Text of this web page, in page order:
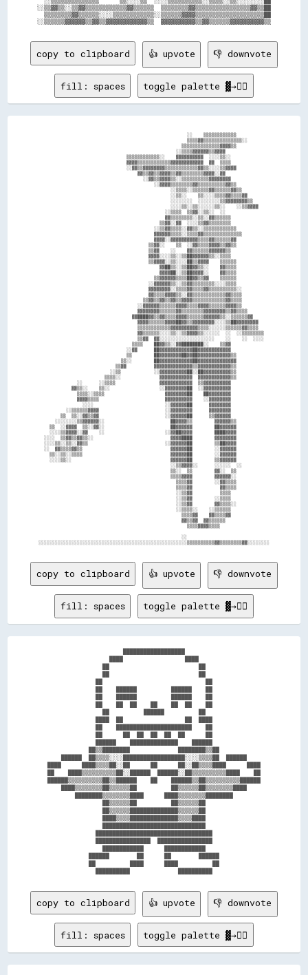
░░▒▒▓▓▒▒░░▒▒▓▓▒▒▒▒▒▒▒▒▒▒▒▒▓▓▒▒▒▒▒▒  ▒▒▒▒▒▒▒▒▓▓▒▒▒▒▒▒▒▒▒▒▒▒▒▒▒▒▓▓▒▒██
  ▒▒▒▒▒▒▒▒▓▓▒▒▒▒▒▒░░░░▒▒▒▒▒▒▒▒▒▒▒▒░░▒▒▒▒▒▒▓▓▓▓▒▒▒▒▒▒▒▒▒▒▒▒▒▒▒▒▒▒▒▒██
copy to clipboard 👍 upvote 👎 downvote
fill: spaces toggle palette ▓→✊🏽
                                                      ░░    ▒▒▒▒▒▒▒▒▒▒▒▒
                                                      ▒▒▒▒▓▓▒▒▒▒▒▒▒▒▒▒▒▒▒▒░░
                                                    ▒▒▒▒▒▒▒▒▒▒▒▒▒▒▓▓▓▓▒▒
                                                  ░░▒▒▒▒▓▓▓▓▓▓▒▒▓▓▓▓
                                ▒▒▒▒▒▒▒▒▒▒▒▒░░    ▓▓▓▓▓▓▓▓▓▓  ░░░░▒▒░░
                                ▓▓▓▓▒▒▒▒▒▒▒▒▒▒▒▒▓▓▓▓▓▓▓▓▓▓▓▓  ▓▓  ▒▒▒▒
                                ░░▓▓▒▒▓▓▓▓▓▓▓▓▒▒▒▒▒▒▒▒▒▒▒▒▓▓▒▒░░░░▒▒▓▓▓▓
                                    ▓▓▒▒▓▓▒▒▓▓▓▓▒▒▓▓▒▒▒▒▒▒▒▒▓▓▓▓░░▓▓
                                      ░░▓▓▒▒▓▓▓▓▒▒░░▒▒▒▒▒▒▒▒▒▒▓▓▓▓▓▓▓▓
                                          ░░▓▓▓▓▒▒▒▒▒▒▒▒▓▓▒▒▒▒▒▒▒▒▒▒▓▓▒▒
                                                ░░▒▒▒▒░░▒▒▒▒▒▒▓▓▒▒▒▒▒▒▓▓▒▒
                                                ░░▒▒░░    ▒▒░░░░▒▒▒▒▓▓▒▒▒▒▓▓
                                                ░░░░░░░░  ░░░░░░░░▒▒▓▓▓▓▓▓▓▓▒▒
                                                ░░░░▒▒░░▒▒░░░░░░▒▒░░    ░░▒▒▓▓▓▓
                                              ░░▒▒▒▒  ▒▒▓▓░░▒▒░░  ░░
                                              ▓▓▒▒▒▒▒▒▒▒░░▒▒░░▓▓▒▒▒▒▒▒
                                            ▒▒▓▓░░▓▓  ░░░░▒▒▓▓▒▒▒▒▒▒▒▒
                                          ░░▒▒▓▓▒▒▒▒░░▓▓▒▒░░▒▒▒▒▒▒▒▒▒▒▒▒
                                          ▓▓▓▓▓▓▒▒▒▒░░▒▒▒▒▓▓▒▒▒▒▒▒▒▒▒▒▒▒▒▒
                                          ▓▓▓▓░░▓▓▓▓▓▓▓▓▓▓▒▒▒▒▓▓▒▒▒▒▒▒▓▓
                                        ▒▒▓▓░░    ▒▒  ░░▓▓▒▒▒▒▓▓▓▓▒▒▓▓▒▒
                                        ▒▒▓▓    ░░    ▓▓▒▒▒▒▒▒▓▓▓▓▓▓▒▒
                                        ▓▓▓▓░░░░▒▒░░▒▒██▓▓▓▓▓▓▒▒░░▒▒▒▒
                                        ▒▒▓▓▓▓░░▒▒░░░░██▒▒▓▓▓▓    ▒▒▒▒▒▒
                                            ▓▓██▒▒░░▒▒██▓▓▒▒░░    ▓▓▒▒▒▒
                                            ▓▓▓▓██░░▒▒██▓▓▓▓░░    ▓▓▒▒▒▒
                                          ▒▒▓▓▓▓▓▓▒▒▒▒██▓▓▒▒▓▓    ▒▒▒▒▒▒
                                        ░░▓▓▓▓▓▓▒▒░░▒▒▓▓▒▒▒▒▒▒▒▒░░░░▒▒▒▒
                                        ▓▓▓▓▓▓▓▓░░▒▒▒▒▓▓▒▒▒▒▓▓▒▒▒▒▒▒▒▒▒▒░░
                                        ▓▓▒▒▒▒▓▓▓▓▒▒░░▓▓▒▒▒▒▒▒▒▒▒▒▒▒▓▓▒▒▒▒
                                      ▒▒▓▓▒▒▓▓▒▒▓▓▒▒▓▓▓▓▒▒▒▒▒▒▒▒▒▒▒▒▓▓▒▒▒▒
                                    ░░▓▓▓▓▓▓▒▒▒▒▒▒▓▓▓▓▒▒▒▒▓▓▓▓▒▒▒▒▒▒▓▓▓▓▒▒
                                    ▓▓▓▓▓▓▓▓▒▒▒▒▒▒▓▓▒▒▒▒▒▒▒▒▓▓▓▓▓▓▓▓▒▒▓▓▒▒▒▒
                                  ▓▓████▓▓▒▒▓▓▒▒▒▒▓▓▓▓▒▒▒▒▒▒▓▓▓▓▓▓▒▒░░▒▒▒▒▒▒▓▓
                                    ▓▓▓▓▒▒▒▒▒▒▓▓▓▓██▓▓▒▒▓▓▓▓▓▓▓▓░░░░▒▒██▓▓▓▓▓▓▓▓
                                    ▒▒▒▒▒▒▒▒▒▒▒▒▓▓▓▓▓▓▓▓▓▓▒▒▒▒░░░░░░▒▒▒▒▒▒▓▓▒▒▒▒
                                    ▓▓▒▒▒▒▒▒░░░░▒▒░░▒▒▓▓▓▓▒▒░░░░░░  ░░  ░░▒▒▒▒▒▒▒▒
                                    ▒▒▓▓  ▓▓░░░░░░░░░░░░░░░░░░░░    ░░    ░░  ░░░░
                                  ▒▒▒▒    ██▓▓▒▒░░▓▓████████░░    ▒▒▓▓
                                ░░▓▓      ██▓▓▓▓▓▓▓▓▓▓▓▓██▓▓▓▓▓▓▓▓▓▓▓▓
                                ▒▒        ██▓▓▓▓▓▓▓▓██▓▓██▓▓▓▓▓▓▓▓▓▓▓▓▒▒
                              ▒▒░░        ██▓▓▓▓▓▓▓▓▓▓▓▓██▓▓▓▓▓▓▓▓▓▓▓▓▓▓
                            ▒▒▓▓          ▓▓▓▓▓▓▓▓▓▓▓▓▓▓▒▒▓▓▓▓▓▓▓▓▓▓▓▓▒▒
                          ░░▒▒            ░░▓▓▓▓▓▓▓▓▓▓██░░██▓▓▓▓▓▓▓▓▓▓▒▒
                        ▒▒▒▒░░              ▓▓▓▓▓▓▓▓▓▓▓▓  ▓▓▓▓▓▓▓▓▓▓▓▓▒▒
              ░░      ░░▒▒▒▒                ▓▓▓▓▓▓▓▓▓▓▓▓  ▒▒▓▓▓▓▓▓▓▓▓▓
            ▓▓▒▒░░    ▒▒░░                  ░░▓▓▓▓▓▓▓▓██  ░░▓▓▓▓▓▓▓▓▓▓
              ▒▒▒▒░░▒▒▒▒                      ▓▓▓▓▓▓▓▓██    ██▓▓▓▓▓▓▓▓
              ▓▓▓▓▒▒▒▒                        ▓▓▓▓▓▓▓▓▓▓    ░░▓▓▓▓▓▓▓▓
                ░░░░                          ░░▓▓▓▓▓▓██      ▓▓▓▓▓▓▓▓
          ░░▒▒▒▒▒▒▓▓▓▓                        ░░▓▓▓▓▓▓▓▓      ▓▓▓▓▓▓▓▓
        ▒▒  ▒▒░░▓▓▒▒▓▓                        ░░▓▓▓▓▓▓██      ▒▒▓▓▓▓▓▓
      ░░░░░░░░▒▒▓▓▓▓▓▓░░                        ██▓▓▓▓▒▒        ▓▓▓▓▓▓▒▒
    ▒▒  ░░▓▓▓▓  ▒▒░░▓▓░░                        ██▓▓▓▓▓▓        ██▓▓▓▓▓▓
    ░░░░▒▒▓▓▓▓░░▓▓    ░░                      ░░▓▓██▓▓▓▓        ████▓▓▓▓
  ░░░░  ▒▒▓▓▒▒▓▓▒▒░░                            ▓▓▓▓████        ▓▓▓▓▓▓▓▓
  ░░░░▒▒░░▒▒░░▓▓▒▒                            ░░▓▓▓▓▓▓██        ▒▒██▓▓▓▓
  ░░  ▓▓▒▒▒▒▓▓▒▒                                ▓▓▓▓▓▓██        ░░▓▓▓▓▓▓
    ▒▒░░▒▒░░▒▒▒▒                                ▓▓▓▓▓▓██        ░░▓▓▓▓▓▓
    ░░░░▒▒░░                                    ▓▓▓▓▓▓██        ▒▒▓▓▓▓▓▓
                                                ░░▒▒▓▓▓▓░░      ░░░░░░  ░░
                                                ▒▒░░  ▒▒        ▓▓░░  ▒▒
                                                ▒▒▒▒▓▓▓▓        ▓▓▓▓▓▓░░
                                                  ▒▒▒▒▓▓        ░░▓▓▒▒▒▒
                                                  ▒▒▒▒▓▓          ▓▓▒▒▒▒
                                                  ░░▒▒▓▓          ▒▒▒▒
                                                  ░░▒▒▓▓        ░░▒▒▒▒
                                                  ░░▒▒▓▓        ▓▓▒▒▒▒░░
                                                  ░░▒▒▒▒░░    ░░▒▒▒▒▒▒
                                                    ▒▒▒▒▓▓    ▓▓▒▒▒▒▓▓
                                                    ▓▓▒▒▓▓  ▓▓▒▒▒▒▒▒
                                                      ▒▒▒▒▓▓▓▓▒▒▒▒
                                                    ░░
copy to clipboard 👍 upvote 👎 downvote
fill: spaces toggle palette ▓→✊🏽
                      ██████████████████
                  ████                  ████
                ██                          ██
                ██                          ██
              ██                              ██
              ██    ██████          ██████    ██
              ██    ██████          ██████    ██
              ██    ██  ██    ██    ██  ██    ██
                ██          ██████          ██
              ████  ██                  ██  ████
              ██    ██████████████████████    ██
              ██      ██  ██  ██  ██  ██      ██
              ██████    ██████████████    ██████
            ██▒▒████████              ████████▒▒██
    ██████  ██▒▒▒▒░░░░██████████████████░░░░▒▒▒▒██  ██████
████      ████▒▒▒▒██░░██      ██      ██░░██▒▒▒▒████      ████
██    ████▒▒▒▒▒▒▒▒▒▒██░░██████  ██████░░██▒▒▒▒▒▒▒▒▒▒████    ██
██████▒▒▒▒▒▒▒▒▒▒██▒▒██████    ██    ██████▒▒██▒▒▒▒▒▒▒▒▒▒██████
    ████▒▒▒▒▒▒▒▒██▒▒▒▒▒▒██          ██▒▒▒▒▒▒██▒▒▒▒▒▒▒▒████
        ████████▒▒▒▒▒▒▒▒████      ████▒▒▒▒▒▒▒▒████████
                ██▒▒▒▒▒▒██          ██▒▒▒▒▒▒██
                ██▒▒▒▒▒▒██████████████▒▒▒▒▒▒██
                ████▒▒▒▒██████████████▒▒▒▒████
                ██████████████████████████████
              ██████████████████████████████████
              ████████████████  ████████████████
                ████████████      ████████████
            ██████        ██      ██        ██████
            ██          ████      ████          ██
copy to clipboard 👍 upvote 👎 downvote
fill: spaces toggle palette ▓→✊🏽